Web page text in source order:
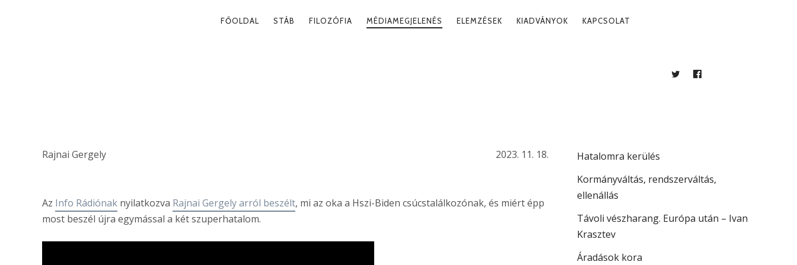
PRIMARY
FŐOLDAL STÁB FILOZÓFIA MÉDIAMEGJELENÉS ELEMZÉSEK KIADVÁNYOK KAPCSOLAT
TWITTERFACEBOOK
Rajnai Gergely 2023. 11. 18.
Az Info Rádiónak nyilatkozva Rajnai Gergely arról beszélt, mi az oka a Hszi-Biden csúcstalálkozónak, és miért épp
most beszél újra egymással a két szuperhatalom.
Hatalomra kerülés
Kormányváltás, rendszerváltás,
ellenállás
Távoli vészharang. Európa után – Ivan
Krasztev
Áradások kora